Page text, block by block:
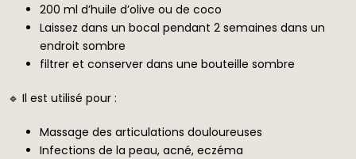
200 ml d’huile d’olive ou de coco
Laissez dans un bocal pendant 2 semaines dans un
endroit sombre
filtrer et conserver dans une bouteille sombre
🔹 Il est utilisé pour :
Massage des articulations douloureuses
Infections de la peau, acné, eczéma